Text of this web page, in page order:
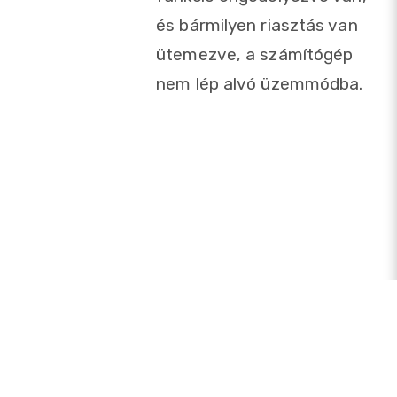
és bármilyen riasztás van
ütemezve, a számítógép
nem lép alvó üzemmódba.